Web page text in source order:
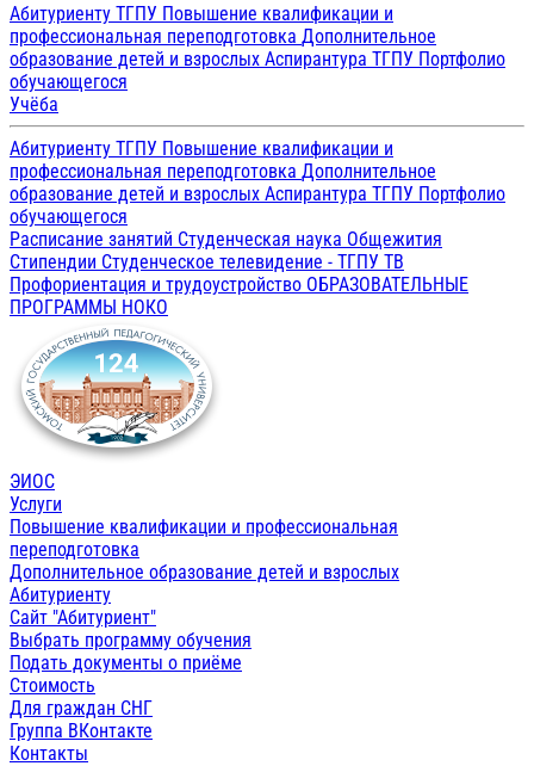
Абитуриенту ТГПУ Повышение квалификации и
профессиональная переподготовка Дополнительное
образование детей и взрослых Аспирантура ТГПУ Портфолио
обучающегося
Учёба
Абитуриенту ТГПУ Повышение квалификации и
профессиональная переподготовка Дополнительное
образование детей и взрослых Аспирантура ТГПУ Портфолио
обучающегося
Расписание занятий Студенческая наука Общежития
Стипендии Студенческое телевидение - ТГПУ ТВ
Профориентация и трудоустройство ОБРАЗОВАТЕЛЬНЫЕ
ПРОГРАММЫ НОКО
ЭИОС
Услуги
Повышение квалификации и профессиональная
переподготовка
Дополнительное образование детей и взрослых
Абитуриенту
Сайт "Абитуриент"
Выбрать программу обучения
Подать документы о приёме
Стоимость
Для граждан СНГ
Группа ВКонтакте
Контакты